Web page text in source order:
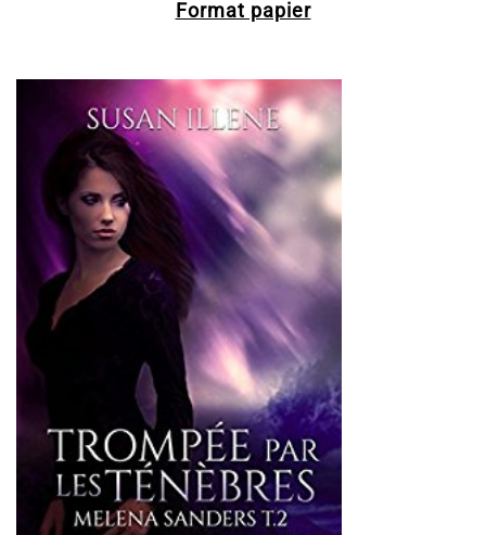
Format numérique